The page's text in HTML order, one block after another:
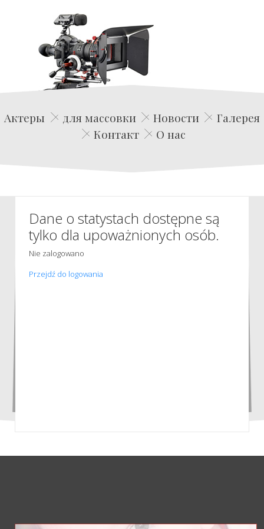
Edwin Film Agencja Aktorska
Актеры для массовки Новости
Галерея
Контакт
О нас
Dane o statystach dostępne są
tylko dla upoważnionych osób.
Nie zalogowano
Przejdź do logowania